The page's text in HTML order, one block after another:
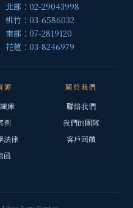
北部：02-29043998
桃竹：03-6586032
南部：07-2819120
花蓮：03-8246979
源
庫
例
法律
函
關於我們
聯絡我們
我們的團隊
客戶回饋